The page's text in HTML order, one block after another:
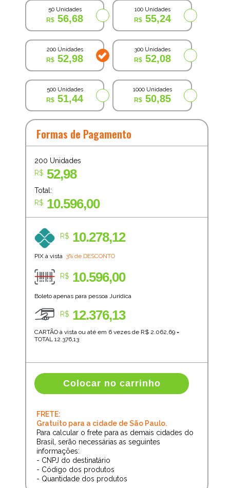
50 Unidades
56,68
100 Unidades
55,24
200 Unidades
52,98
300 Unidades
52,08
500 Unidades
51,44
1000 Unidades
50,85
Formas de Pagamento
200 Unidades
R$ 52,98
Total:
R$ 10.596,00
R$ 10.278,12
PIX à vista 3% de DESCONTO
R$ 10.596,00
Boleto apenas para pessoa Jurídica
R$ 12.376,13
CARTÃO à vista ou até em 6 vezes de R$ 2.062,69=
TOTAL 12.376,13
Colocar no carrinho
FRETE:
Gratuito para a cidade de São Paulo.
Para calcular o frete para as demais cidades do
Brasil, serão necessárias as seguintes
informações:
- CNPJ do destinatário
- Código dos produtos
- Quantidade dos produtos